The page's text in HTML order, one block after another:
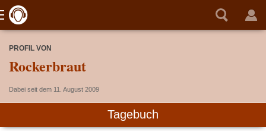
PROFIL VON
Rockerbraut
Dabei seit dem 11. August 2009
Tagebuch